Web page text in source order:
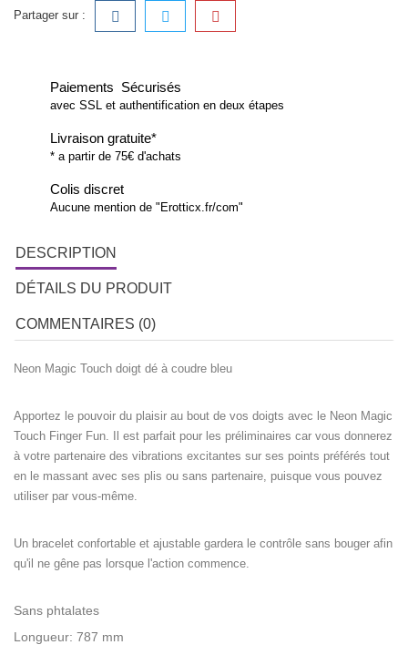
Partager sur :
Paiements Sécurisés
avec SSL et authentification en deux étapes
Livraison gratuite*
* a partir de 75€ d'achats
Colis discret
Aucune mention de "Erotticx.fr/com"
DESCRIPTION
DÉTAILS DU PRODUIT
COMMENTAIRES (0)
Neon Magic Touch doigt dé à coudre bleu
Apportez le pouvoir du plaisir au bout de vos doigts avec le Neon Magic
Touch Finger Fun. Il est parfait pour les préliminaires car vous donnerez
à votre partenaire des vibrations excitantes sur ses points préférés tout
en le massant avec ses plis ou sans partenaire, puisque vous pouvez
utiliser par vous-même.
Un bracelet confortable et ajustable gardera le contrôle sans bouger afin
qu'il ne gêne pas lorsque l'action commence.
Sans phtalates
Longueur: 787 mm